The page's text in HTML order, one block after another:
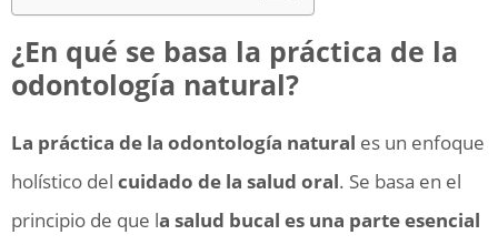
¿En qué se basa la práctica de la
odontología natural?
La práctica de la odontología natural es un enfoque
holístico del cuidado de la salud oral. Se basa en el
principio de que la salud bucal es una parte esencial